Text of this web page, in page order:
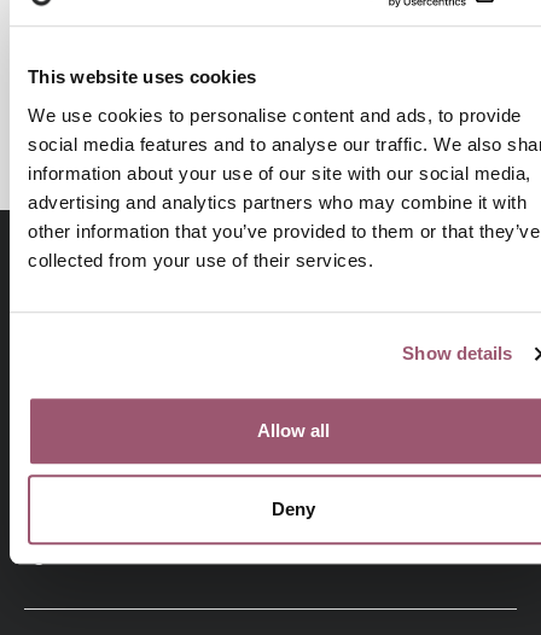
This website uses cookies
We use cookies to personalise content and ads, to provide
social media features and to analyse our traffic. We also
information about your use of our site with our social media,
advertising and analytics partners who may combine it with
other information that you’ve provided to them or that they’ve
collected from your use of their services.
Show details
Allow all
Deny
Skriv ut
På uppdrag av regeringen arbetar
Jämställdhetsmyndigheten för att kvinnor och män, flickor